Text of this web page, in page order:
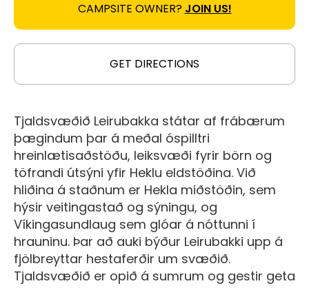
CAMPSITE OWNER? JOIN US!
GET DIRECTIONS
Tjaldsvæðið Leirubakka státar af frábærum
þægindum þar á meðal óspilltri
hreinlætisaðstöðu, leiksvæði fyrir börn og
töfrandi útsýni yfir Heklu eldstöðina. Við
hliðina á staðnum er Hekla miðstöðin, sem
hýsir veitingastað og sýningu, og
Víkingasundlaug sem glóar á nóttunni í
hrauninu. Þar að auki býður Leirubakki upp á
fjölbreyttar hestaferðir um svæðið.
Tjaldsvæðið er opið á sumrum og gestir geta